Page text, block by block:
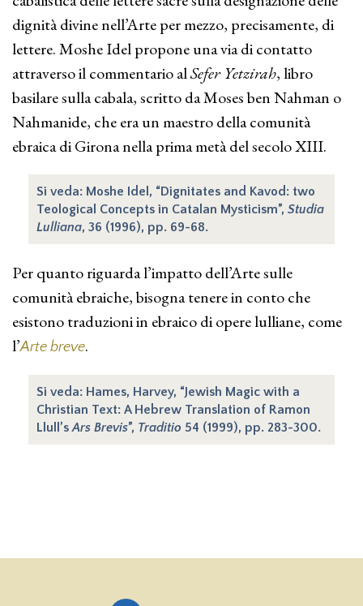
dignità divine nell’Arte per mezzo, precisamente, di
lettere. Moshe Idel propone una via di contatto
attraverso il commentario alSefer Yetzirah, libro
basilare sulla cabala, scritto da Moses ben Nahman o
Nahmanide, che era un maestro della comunità
ebraica di Girona nella prima metà del secolo XIII.
Si veda: Moshe Idel, “Dignitates and Kavod: two
Teological Concepts in Catalan Mysticism”, Studia
Lulliana, 36 (1996), pp. 69-68.
Per quanto riguarda l’impatto dell’Arte sulle
comunità ebraiche, bisogna tenere in conto che
esistono traduzioni in ebraico di opere lulliane, come
l’Arte breve.
Si veda: Hames, Harvey, “Jewish Magic with a
Christian Text: A Hebrew Translation of Ramon
Llull’sArs Brevis”, Traditio 54 (1999), pp. 283-300.